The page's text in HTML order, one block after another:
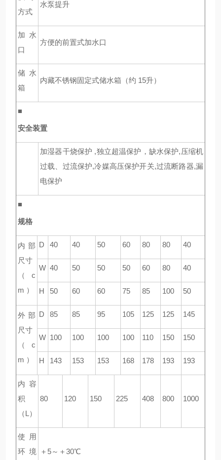
方式
水泵提升
加水
口
方便的前置式加水口
储水
箱
内藏不锈钢固定式储水箱（约 15升）
■
安全装置
加湿器干烧保护 ,独立超温保护，缺水保护,压缩机
过载、过流保护,冷媒高压保护开关,过流断路器,漏
电保护
■
规格
内部
尺寸
（ c
m ）
D 40 40 50 60 80 80 40
W 40 50 50 50 60 80 40
H 50 60 60 75 85 100 50
外部
尺寸
（ c
m ）
D 85 85 95 105 125 125 145
W 100 100 100 100 110 150 150
H 143 153 153 168 178 193 193
内容
积
（L）
80 120 150 225 408 800 1000
使用
环境
＋5～＋30℃